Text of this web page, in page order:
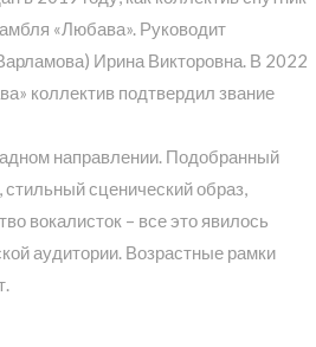
«Любава». Руководит
Ирина Викторовна. В 2022
коллектив подтвердил звание
направлении. Подобранный
сценический образ,
вокалисток – все это явилось
аудитории. Возрастные рамки